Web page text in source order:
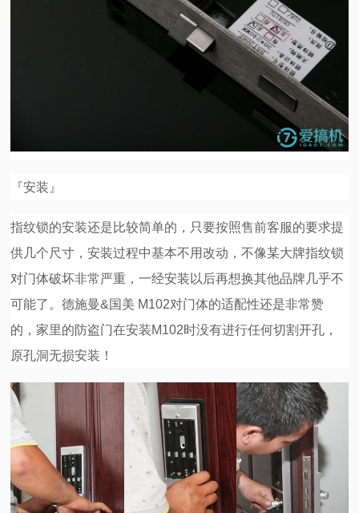
『安装』
指纹锁的安装还是比较简单的，只要按照售前客服的要求提
供几个尺寸，安装过程中基本不用改动，不像某大牌指纹锁
对门体破坏非常严重，一经安装以后再想换其他品牌几乎不
可能了。德施曼&国美 M102对门体的适配性还是非常赞
的，家里的防盗门在安装M102时没有进行任何切割开孔，
原孔洞无损安装！